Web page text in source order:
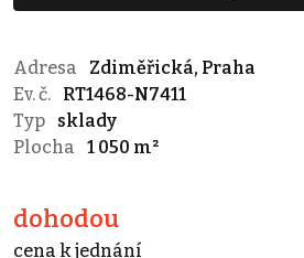
Adresa
Zdiměřická, Praha
Ev. č.
RT1468-N7411
Typ
sklady
Plocha
1 050 m²
dohodou
cena k jednání